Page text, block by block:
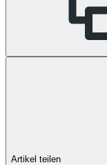
Artikel teilen